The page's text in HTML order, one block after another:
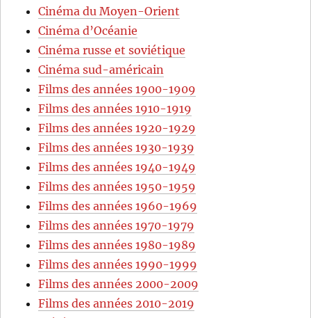
Cinéma du Moyen-Orient
Cinéma d’Océanie
Cinéma russe et soviétique
Cinéma sud-américain
Films des années 1900-1909
Films des années 1910-1919
Films des années 1920-1929
Films des années 1930-1939
Films des années 1940-1949
Films des années 1950-1959
Films des années 1960-1969
Films des années 1970-1979
Films des années 1980-1989
Films des années 1990-1999
Films des années 2000-2009
Films des années 2010-2019